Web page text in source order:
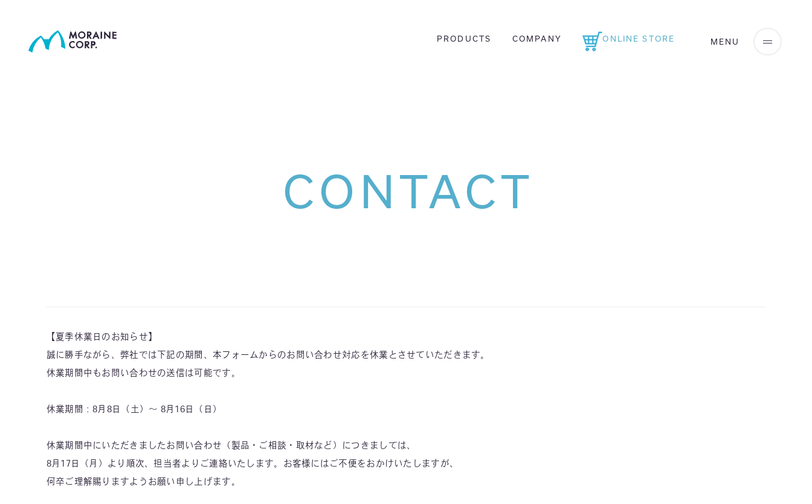
PRODUCTS COMPANY ONLINE STORE
CONTACT
【夏季休業日のお知らせ】
誠に勝手ながら、弊社では下記の期間、本フォームからのお問い合わせ対応を休業とさせていただきます。
休業期間中もお問い合わせの送信は可能です。
休業期間：8月8日（土）〜 8月16日（日）
休業期間中にいただきましたお問い合わせ（製品・ご相談・取材など）につきましては、
8月17日（月）より順次、担当者よりご連絡いたします。お客様にはご不便をおかけいたしますが、
何卒ご理解賜りますようお願い申し上げます。